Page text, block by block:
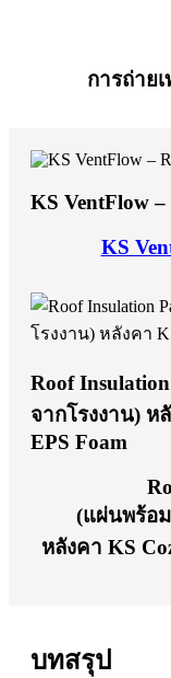
การถ่าย
KS VentFlow
KS
Roof
จากโรงงาน) ห
EPS Foam
(แผ่นพร้อ
หลังคา KS
บทสรุป